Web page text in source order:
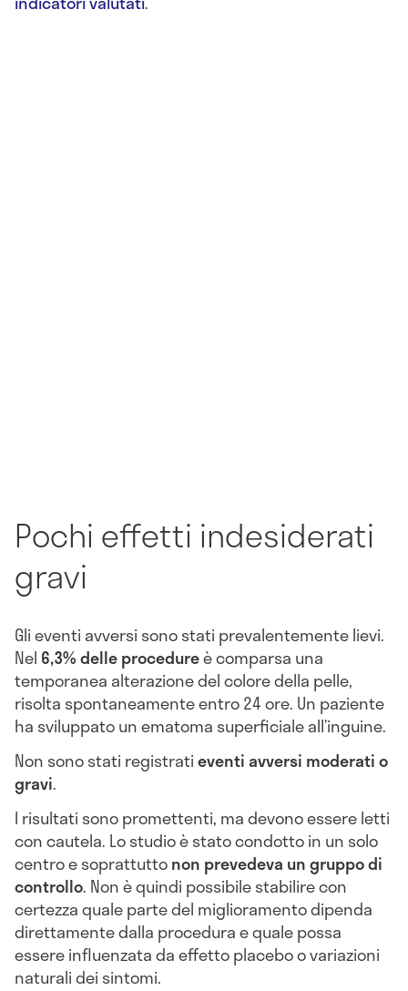
Pochi effetti indesiderati
gravi
Gli eventi avversi sono stati prevalentemente lievi.
Nel 6,3% delle procedureè comparsa una
temporanea alterazione del colore della pelle,
risolta spontaneamente entro 24 ore. Un paziente
ha sviluppato un ematoma superficiale all’inguine.
Non sono stati registratieventi avversi moderati o
gravi.
I risultati sono promettenti, ma devono essere letti
con cautela. Lo studio è stato condotto in un solo
centro e soprattuttonon prevedeva un gruppo di
controllo. Non è quindi possibile stabilire con
certezza quale parte del miglioramento dipenda
direttamente dalla procedura e quale possa
essere influenzata da effetto placebo o variazioni
naturali dei sintomi.